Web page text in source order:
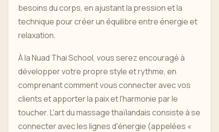
besoins du corps, en ajustant la pression et la
technique pour créer un équilibre entre énergie et
relaxation.
À la Nuad Thai School, vous serez encouragé à
développer votre propre style et rythme, en
comprenant comment vous connecter avec vos
clients et apporter la paix et l'harmonie par le
toucher. L'art du massage thaïlandais consiste à se
connecter avec les lignes d'énergie (appelées «